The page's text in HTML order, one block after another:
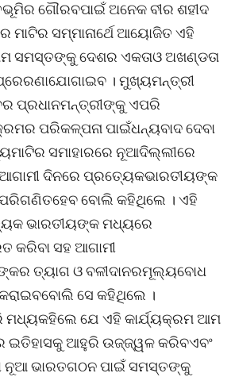
ଗୌରବପାଇଁ ଅନେକ ବୀର ଶହୀଦ
ମାଟିର ସମ୍ମାନାର୍ଥେ ଆୟୋଜିତ ଏହି
ସମସ୍ତଙ୍କୁ ଦେଶର ଏକତାଓ ଅଖଣ୍ଡତା
। ମୁଖ୍ୟମନ୍ତ୍ରୀ
ପ୍ରଧାନମନ୍ତ୍ରୀଙ୍କୁ ଏପରି
ପରିକଳ୍ପନା ପାଇଁଧନ୍ୟବାଦ ଦେବା
ସମାହାରରେ ନୂଆଦିଲ୍ଲୀରେ
ଆଗାମୀ ଦିନରେ ପ୍ରତ୍ୟେକଭାରତୀୟଙ୍କ
ପରିଗଣିତହେବ ବୋଲି କହିଥିଲେ । ଏହି
ଭାରତୀୟଙ୍କ ମଧ୍ୟରେ
କରିବା ସହ ଆଗାମୀ
ତ୍ୟାଗ ଓ ବଳୀଦାନରମୂଲ୍ୟବୋଧ
ସେ କହିଥିଲେ ।
ଯେ ଏହି କାର୍ଯ୍ୟକ୍ରମ ଆମ
ଇତିହାସକୁ ଆହୁରି ଉଜ୍ଜ୍ୱଳ କରିବଏବଂ
ନୂଆ ଭାରତଗଠନ ପାଇଁ ସମସ୍ତଙ୍କୁ